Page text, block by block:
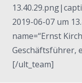
2019-06-07 um
name=“Ernst
Geschäftsführer,
[/ult_team]